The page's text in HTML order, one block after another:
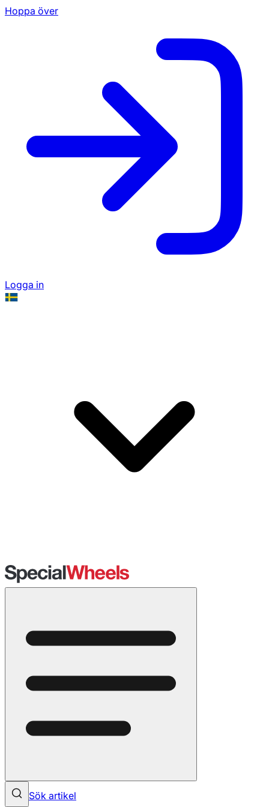
Hoppa över
Logga in
Sök artikel